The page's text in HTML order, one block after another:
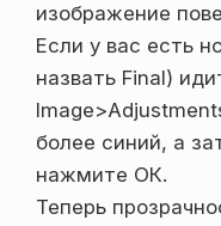
изображение
Если у вас есть
назвать Final)
более синий, а
нажмите ОК.
Теперь